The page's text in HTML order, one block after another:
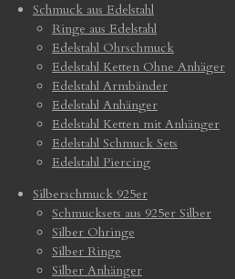
Schmuck aus Edelstahl
Ringe aus Edelstahl
Edelstahl Ohrschmuck
Edelstahl Ketten Ohne Anhäger
Edelstahl Armbänder
Edelstahl Anhänger
Edelstahl Ketten mit Anhänger
Edelstahl Schmuck Sets
Edelstahl Piercing
Silberschmuck 925er
Schmucksets aus 925er Silber
Silber Ohringe
Silber Ringe
Silber Anhänger